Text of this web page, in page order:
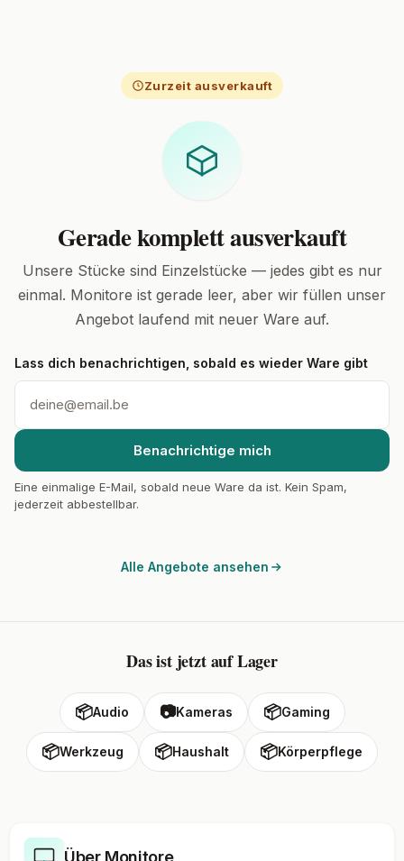
Zurzeit ausverkauft
Gerade komplett ausverkauft
Unsere Stücke sind Einzelstücke — jedes gibt es nur
einmal. Monitore ist gerade leer, aber wir füllen unser
Angebot laufend mit neuer Ware auf.
Lass dich benachrichtigen, sobald es wieder Ware gibt
Benachrichtige mich
Eine einmalige E-Mail, sobald neue Ware da ist. Kein Spam,
jederzeit abbestellbar.
Alle Angebote ansehen
Das ist jetzt auf Lager
📦Audio 📷Kameras 📦Gaming
📦Werkzeug 📦Haushalt 📦Körperpflege
Über Monitore